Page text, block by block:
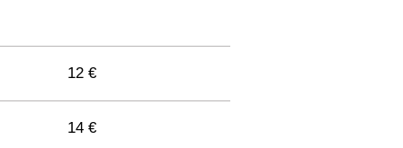
12 €
14 €